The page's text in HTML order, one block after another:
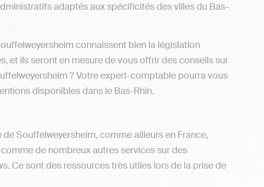
adaptés aux spécificités des villes du Bas-
connaissent bien la législation
et ils seront en mesure de vous offrir des conseils sur
? Votre expert-comptable pourra vous
disponibles dans le Bas-Rhin.
Souffelweyersheim, comme ailleurs en France,
de nombreux autres services sur des
Ce sont des ressources très utiles lors de la prise de